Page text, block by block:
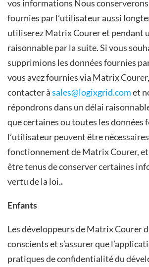
vos informations Nous conserverons
fournies par l’utilisateur aussi
utiliserez Matrix Courer et pendant
raisonnable par la suite. Si vous
supprimions les données fournies
vous avez fournies via Matrix
contacter àsales@logixgrid.comet
répondrons dans un délai
que certaines ou toutes les données
l’utilisateur peuvent être
fonctionnement de Matrix Courer,
être tenus de conserver certaines
vertu de la loi..
Enfants
Les développeurs de Matrix Courer
conscients et s’assurer que
pratiques de confidentialité du